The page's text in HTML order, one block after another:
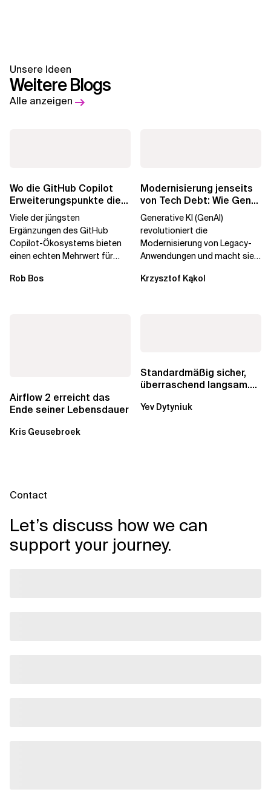
Unsere Ideen
Weitere Blogs
Alle anzeigen
Wo die GitHub Copilot
Erweiterungspunkte die
Governance brechen
Viele der jüngsten
Ergänzungen des GitHub
Copilot-Ökosystems bieten
einen echten Mehrwert für
aber auch die...
Rob Bos
Modernisierung jenseits
von Tech Debt: Wie GenAI
die
Generative KI (GenAI)
revolutioniert die
Modernisierung von Legacy-
Anwendungen und macht sie
Durch die Automatisierung...
Krzysztof Kąkol
Airflow 2 erreicht das
Ende seiner Lebensdauer
Kris Geusebroek
Standardmäßig sicher,
überraschend langsam.
über die RDS...
Yev Dytyniuk
Contact
Let’s discuss how we can
support your journey.